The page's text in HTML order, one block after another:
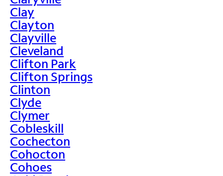
Clay
Clayton
Clayville
Cleveland
Clifton Park
Clifton Springs
Clinton
Clyde
Clymer
Cobleskill
Cochecton
Cohocton
Cohoes